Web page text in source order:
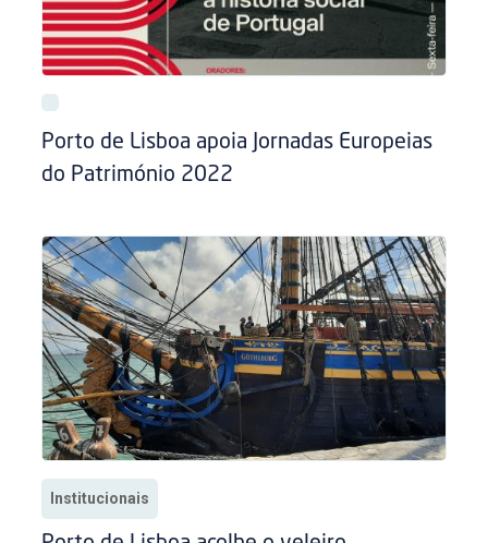
Porto de Lisboa apoia Jornadas Europeias
do Património 2022
Institucionais